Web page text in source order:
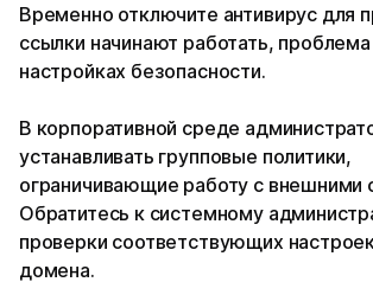
Временно отключите антивирус для
ссылки начинают работать,
настройках безопасности.
В корпоративной среде
устанавливать групповые политики,
ограничивающие работу с внешними
Обратитесь к системному
проверки соответствующих
домена.